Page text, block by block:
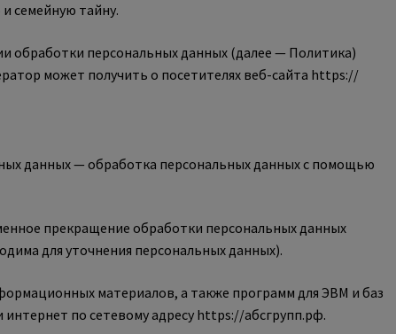
семейную тайну.
обработки персональных данных (далее — Политика)
может получить о посетителях веб-сайта https://
данных — обработка персональных данных с помощью
прекращение обработки персональных данных
для уточнения персональных данных).
материалов, а также программ для ЭВМ и баз
по сетевому адресу https://абсгрупп.рф.